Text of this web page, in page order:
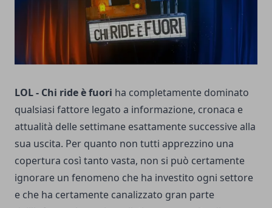
LOL - Chi ride è fuori ha completamente dominato
qualsiasi fattore legato a informazione, cronaca e
attualità delle settimane esattamente successive alla
sua uscita. Per quanto non tutti apprezzino una
copertura così tanto vasta, non si può certamente
ignorare un fenomeno che ha investito ogni settore
e che ha certamente canalizzato gran parte